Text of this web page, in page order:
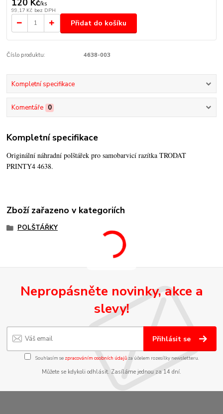
/ks
99,17 Kč bez DPH
Přidat do košíku
Číslo produktu: 4638-003
Kompletní specifikace
Komentáře 0
Kompletní specifikace
Originální náhradní polštářek pro samobarvicí razítka TRODAT
PRINTY4 4638.
Zboží zařazeno v kategoriích
POLŠTÁŘKY
Nepropásněte novinky, akce a
slevy!
Přihlásit se
Souhlasím se zpracováním osobních údajůza účelem rozesílky newsletteru.
Můžete se kdykoli odhlásit. Zasíláme jednou za 14 dní.